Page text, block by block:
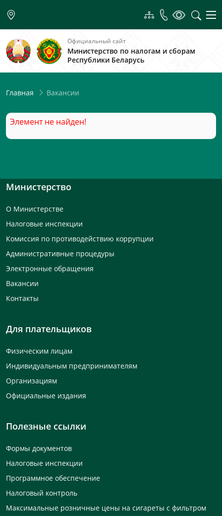
Официальный сайт
Министерство по налогам и сборам
Республики Беларусь
Главная Вакансии
Элемент не найден!
Министерство
О Министерстве
Налоговые инспекции
Комиссия по противодействию коррупции
Административные процедуры
Электронные обращения
Вакансии
Контакты
Для плательщиков
Физическим лицам
Индивидуальным предпринимателям
Организациям
Официальные издания
Полезные ссылки
Формы документов
Налоговые инспекции
Программное обеспечение
Налоговый контроль
Максимальные розничные цены на сигареты с фильтром